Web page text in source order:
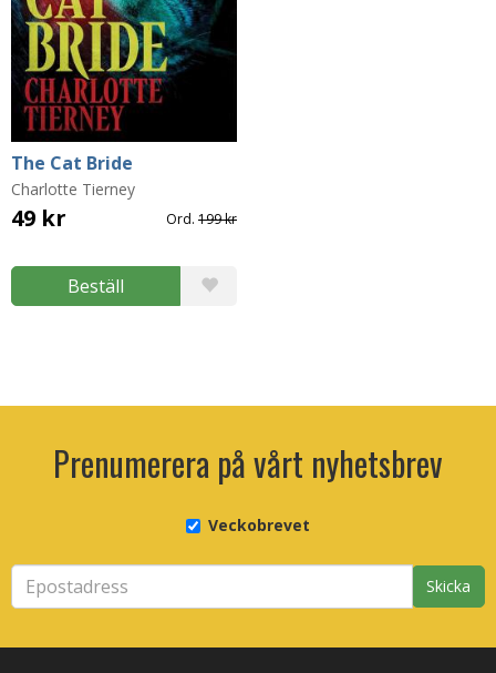
The Cat Bride
Charlotte Tierney
49 kr Ord. 199 kr
Beställ
Prenumerera på vårt nyhetsbrev
Veckobrevet
Skicka